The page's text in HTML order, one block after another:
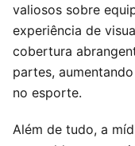
valiosos sobre
experiência de
cobertura
partes,
no esporte.
Além de tudo, a